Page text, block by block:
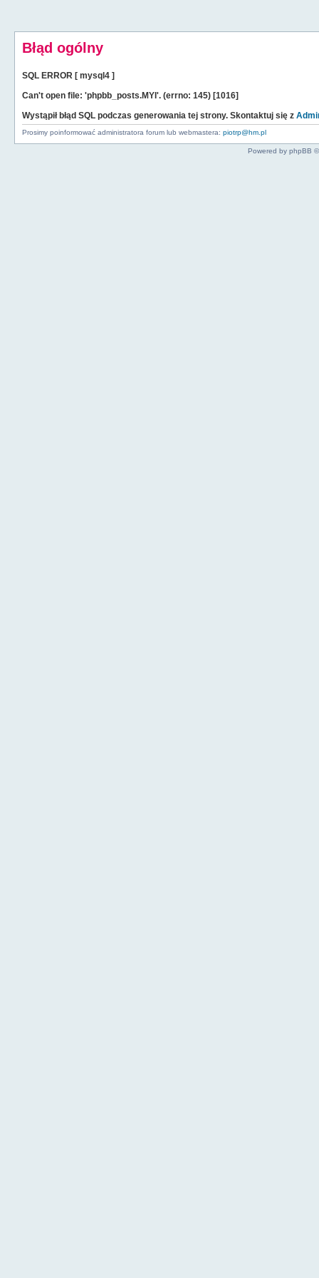
Błąd ogólny
SQL ERROR [ mysql4 ]
Can't open file: 'phpbb_posts.MYI'. (errno: 145) [1016]
Wystąpił błąd SQL podczas generowania tej strony. Skontaktuj się z
Prosimy poinformować administratora forum lub webmastera: piotrp@hm.pl
Powered by phpBB